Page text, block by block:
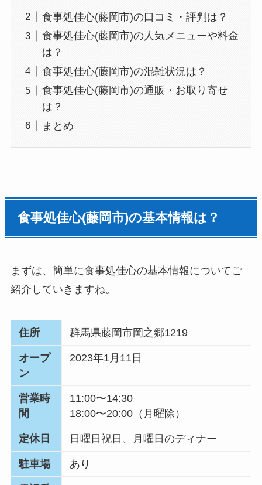
食事処佳心(藤岡市)の口コミ・評判は？
食事処佳心(藤岡市)の人気メニューや料金
は？
食事処佳心(藤岡市)の混雑状況は？
食事処佳心(藤岡市)の通販・お取り寄せ
は？
まとめ
食事処佳心(藤岡市)の基本情報は？
まずは、簡単に食事処佳心の基本情報についてご
紹介していきますね。
住所 群馬県藤岡市岡之郷1219
オープ
ン
2023年1月11日
営業時
間
11:00〜14:30
18:00〜20:00（月曜除）
定休日 日曜日祝日、月曜日のディナー
駐車場 あり